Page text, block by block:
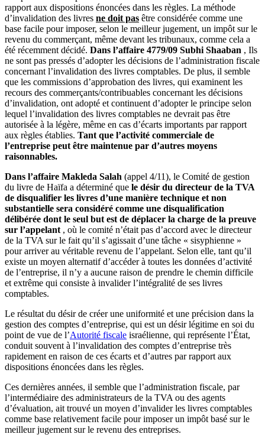
rapport aux dispositions énoncées dans les règles. La méthode
d’invalidation des livres ne doit pas être considérée comme une
base facile pour imposer, selon le meilleur jugement, un impôt sur le
revenu du commerçant, même devant les tribunaux, comme cela a
été récemment décidé. Dans l’affaire 4779/09 Subhi Shaaban , Ils
ne sont pas pressés d’adopter les décisions de l’administration fiscale
concernant l’invalidation des livres comptables. De plus, il semble
que les commissions d’approbation des livres, qui examinent les
recours des commerçants/contribuables concernant les décisions
d’invalidation, ont adopté et continuent d’adopter le principe selon
lequel l’invalidation des livres comptables ne devrait pas être
autorisée à la légère, même en cas d’écarts importants par rapport
aux règles établies. Tant que l’activité commerciale de
l’entreprise peut être maintenue par d’autres moyens
raisonnables.
Dans l’affaire Makleda Salah (appel 4/11), le Comité de gestion
du livre de Haïfa a déterminé que le désir du directeur de la TVA
de disqualifier les livres d’une manière technique et non
substantielle sera considéré comme une disqualification
délibérée dont le seul but est de déplacer la charge de la preuve
sur l’appelant , où le comité n’était pas d’accord avec le directeur
de la TVA sur le fait qu’il s’agissait d’une tâche « sisyphienne »
pour arriver au véritable revenu de l’appelant. Selon elle, tant qu’il
existe un moyen alternatif d’accéder à toutes les données d’activité
de l’entreprise, il n’y a aucune raison de prendre le chemin difficile
et extrême qui consiste à invalider l’intégralité de ses livres
comptables.
Le résultat du désir de créer une uniformité et une précision dans la
gestion des comptes d’entreprise, qui est un désir légitime en soi du
point de vue de l’Autorité fiscale israélienne, qui représente l’État,
conduit souvent à l’invalidation des comptes d’entreprise très
rapidement en raison de ces écarts et d’autres par rapport aux
dispositions énoncées dans les règles.
Ces dernières années, il semble que l’administration fiscale, par
l’intermédiaire des administrateurs de la TVA ou des agents
d’évaluation, ait trouvé un moyen d’invalider les livres comptables
comme base relativement facile pour imposer un impôt basé sur le
meilleur jugement sur le revenu des entreprises.